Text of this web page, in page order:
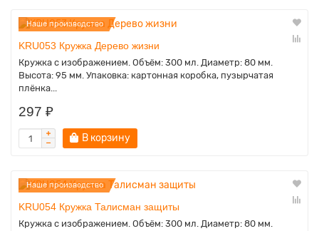
Наше производство
KRU053 Кружка Дерево жизни
Кружка с изображением. Объём: 300 мл. Диаметр: 80 мм.
Высота: 95 мм. Упаковка: картонная коробка, пузырчатая
плёнка...
297 ₽
В корзину
Наше производство
KRU054 Кружка Талисман защиты
Кружка с изображением. Объём: 300 мл. Диаметр: 80 мм.